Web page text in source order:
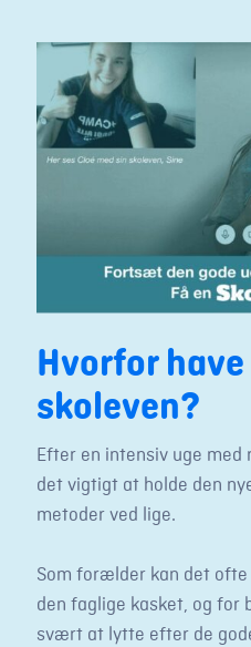
Hvorfor have
skoleven?
Efter en intensiv uge
det vigtigt at holde den
metoder ved lige.
Som forælder kan det
den faglige kasket, og
svært at lytte efter de